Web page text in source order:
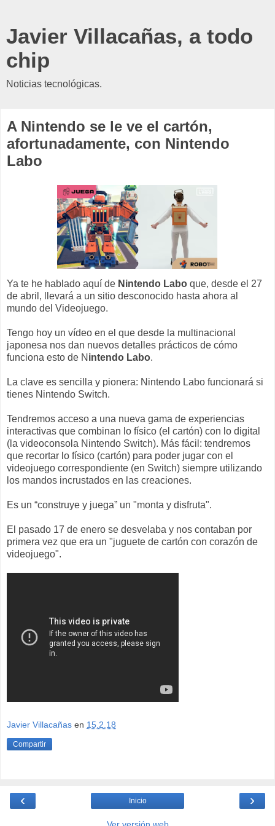
Javier Villacañas, a todo
chip
Noticias tecnológicas.
A Nintendo se le ve el cartón,
afortunadamente, con Nintendo
Labo
Ya te he hablado aquí de Nintendo Labo que, desde el 27
de abril, llevará a un sitio desconocido hasta ahora al
mundo del Videojuego.
Tengo hoy un vídeo en el que desde la multinacional
japonesa nos dan nuevos detalles prácticos de cómo
funciona esto de N intendo Labo.
La clave es sencilla y pionera: Nintendo Labo funcionará si
tienes Nintendo Switch.
Tendremos acceso a una nueva gama de experiencias
interactivas que combinan lo físico (el cartón) con lo digital
(la videoconsola Nintendo Switch). Más fácil: tendremos
que recortar lo físico (cartón) para poder jugar con el
videojuego correspondiente (en Switch) siempre utilizando
los mandos incrustados en las creaciones.
Es un “construye y juega” un "monta y disfruta".
El pasado 17 de enero se desvelaba y nos contaban por
primera vez que era un "juguete de cartón con corazón de
videojuego".
Javier Villacañas en 15.2.18
Compartir
‹ ›
Inicio